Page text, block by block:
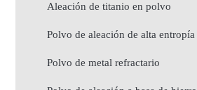
Aleación de titanio en polvo
Polvo de aleación de alta entropía
Polvo de metal refractario